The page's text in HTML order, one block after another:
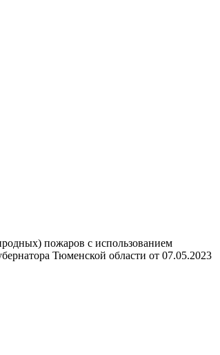
пожаров с использованием
Тюменской области от 07.05.2023